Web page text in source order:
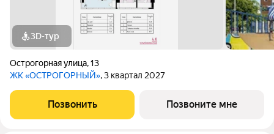
3D-тур
Острогорная улица,13
ЖК «ОСТРОГОРНЫЙ», 3 квартал 2027
Позвонить Позвоните мне